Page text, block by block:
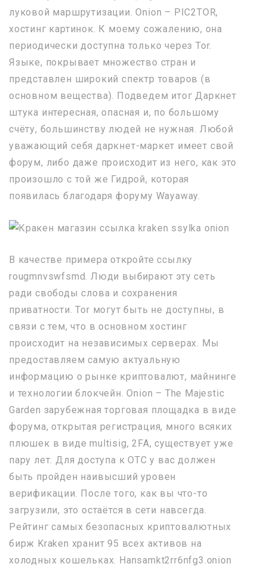
луковой маршрутизации. Onion – PIC2TOR,
хостинг картинок. К моему сожалению, она
периодически доступна только через Tor.
Языке, покрывает множество стран и
представлен широкий спектр товаров (в
основном вещества). Подведем итог Даркнет
штука интересная, опасная и, по большому
счёту, большинству людей не нужная. Любой
уважающий себя даркнет-маркет имеет свой
форум, либо даже происходит из него, как это
произошло с той же Гидрой, которая
появилась благодаря форуму Wayaway.
В качестве примера откройте ссылку
rougmnvswfsmd. Люди выбирают эту сеть
ради свободы слова и сохранения
приватности. Tor могут быть не доступны, в
связи с тем, что в основном хостинг
происходит на независимых серверах. Мы
предоставляем самую актуальную
информацию о рынке криптовалют, майнинге
и технологии блокчейн. Onion – The Majestic
Garden зарубежная торговая площадка в виде
форума, открытая регистрация, много всяких
плюшек в виде multisig, 2FA, существует уже
пару лет. Для доступа к OTC у вас должен
быть пройден наивысший уровен
верификации. После того, как вы что-то
загрузили, это остаётся в сети навсегда.
Рейтинг самых безопасных криптовалютных
бирж Kraken хранит 95 всех активов на
холодных кошельках. Hansamkt2rr6nfg3.onion